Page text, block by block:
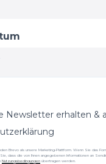
Newsletter erhalten &
Brevo als unsere Marketing-Plattform. Wenn Sie das
dass die von Ihnen angegebenen Informationen an
Nutzungsbedingungen übertragen werden.